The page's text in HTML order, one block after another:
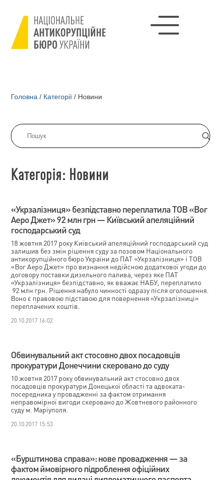
Головна / Категорії / Новини
Категорія: Новини
«Укрзалізниця» безпідставно переплатила ТОВ «Вог
Аеро Джет» 92 млн грн — Київський апеляційний
господарський суд
18 жовтня 2017 року Київський апеляційний господарський суд
залишив без змін рішення суду за позовом Національного
антикорупційного бюро України до ПАТ «Укрзалізниця» і ТОВ
«Вог Аеро Джет» про визнання недійсною додаткової угоди до
договору поставки дизельного палива, через яке ПАТ
«Укрзалізниця» безпідставно, як вважає НАБУ, переплатило
92 млн грн. Рішення набуло чинності одразу після оголошення.
Воно є правовою підставою для повернення «Укрзалізниці»
переплачених коштів.
20.10.2017 16:02
Обвинувальний акт стосовно двох посадовців
прокуратури Донеччини скеровано до суду
10 жовтня 2017 року обвинувальний акт стосовно двох
посадовців прокуратури Донецької області та адвоката-
посередника у провадженні за фактом отримання
неправомірної вигоди скеровано до Жовтневого районного
суду м. Маріуполя.
20.10.2017 15:53
«Бурштинова справа»: нове провадження — за
фактом ймовірного підроблення офіційних